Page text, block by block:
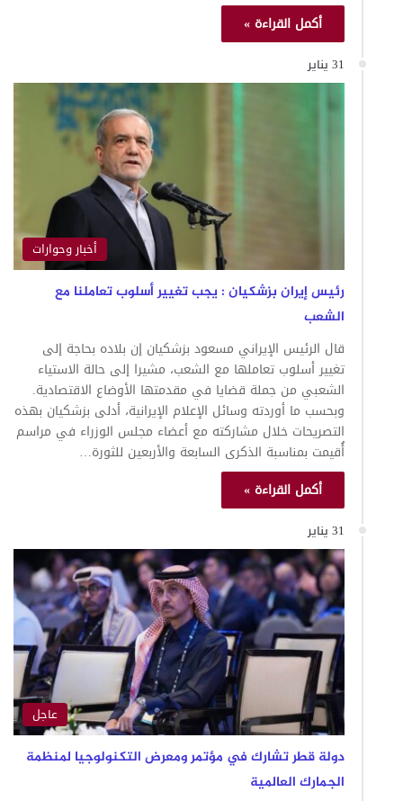
أكمل القراءة »
31 يناير
أخبار وحوارات
رئيس إيران بزشكيان : يجب تغيير أسلوب تعاملنا مع
الشعب
قال الرئيس الإيراني مسعود بزشكيان إن بلاده بحاجة إلى
تغيير أسلوب تعاملها مع الشعب، مشيرا إلى حالة الاستياء
الشعبي من جملة قضايا في مقدمتها الأوضاع الاقتصادية.
وبحسب ما أوردته وسائل الإعلام الإيرانية، أدلى بزشكيان بهذه
التصريحات خلال مشاركته مع أعضاء مجلس الوزراء في مراسم
أُقيمت بمناسبة الذكرى السابعة والأربعين للثورة…
أكمل القراءة »
31 يناير
عاجل
دولة ⁧‫قطر‬⁩ تشارك في مؤتمر ومعرض التكنولوجيا لمنظمة
الجمارك العالمية